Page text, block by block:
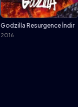
Godzilla Resurgence İndir
2016